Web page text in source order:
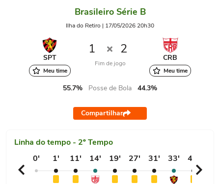
Brasileiro Série B
Ilha do Retiro | 17/05/2026 20h30
SPT
Meu time
1 2
Fim de jogo
CRB
Meu time
55.7% Posse de Bola 44.3%
Compartilhar
Linha do tempo - 2º Tempo
0'
1' 11' 14' 19' 27' 31' 33' 45'